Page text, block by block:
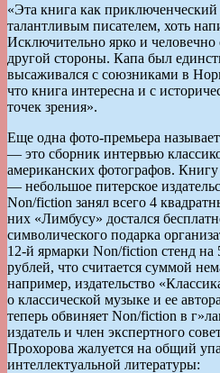
«Эта книга как
талантливым писателем, хоть
Исключительно ярко и
другой стороны. Капа был
высаживался с союзниками в
что книга интересна и с
точек зрения».
Еще одна фото-премьера
— это сборник интервью
американских фотографов.
— небольшое питерское
Non/fiction занял всего 4
них «Лимбусу» достался
символического подарка
12-й ярмарки Non/fiction стенд на
рублей, что считается суммой
например, издательство
о классической музыке и ее
теперь обвиняет Non/fiction в
издатель и член экспертного
Прохорова жалуется на общий
интеллектуальной литературы: